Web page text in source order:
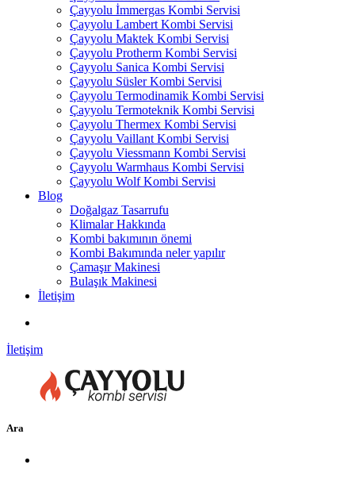
Çayyolu İmmergas Kombi Servisi
Çayyolu Lambert Kombi Servisi
Çayyolu Maktek Kombi Servisi
Çayyolu Protherm Kombi Servisi
Çayyolu Sanica Kombi Servisi
Çayyolu Süsler Kombi Servisi
Çayyolu Termodinamik Kombi Servisi
Çayyolu Termoteknik Kombi Servisi
Çayyolu Thermex Kombi Servisi
Çayyolu Vaillant Kombi Servisi
Çayyolu Viessmann Kombi Servisi
Çayyolu Warmhaus Kombi Servisi
Çayyolu Wolf Kombi Servisi
Blog
Doğalgaz Tasarrufu
Klimalar Hakkında
Kombi bakımının önemi
Kombi Bakımında neler yapılır
Çamaşır Makinesi
Bulaşık Makinesi
İletişim
İletişim
Ara